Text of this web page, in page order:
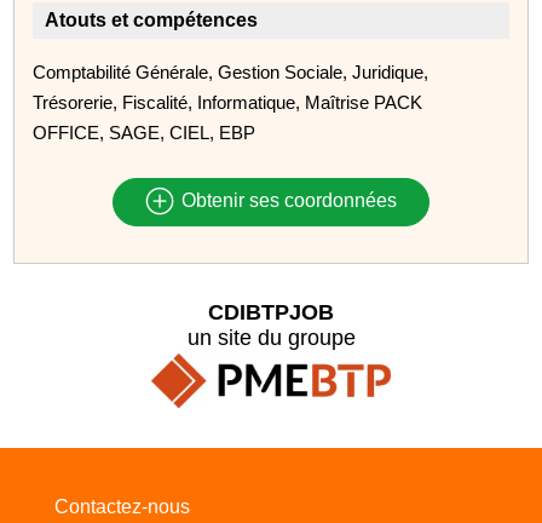
Atouts et compétences
Comptabilité Générale, Gestion Sociale, Juridique,
Trésorerie, Fiscalité, Informatique, Maîtrise PACK
OFFICE, SAGE, CIEL, EBP
Obtenir ses coordonnées
CDIBTPJOB
un site du groupe
Contactez-nous